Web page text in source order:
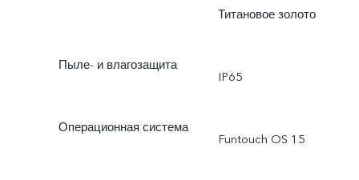
Титановое золото
Пыле- и влагозащита
IP65
Операционная система
Funtouch OS 15